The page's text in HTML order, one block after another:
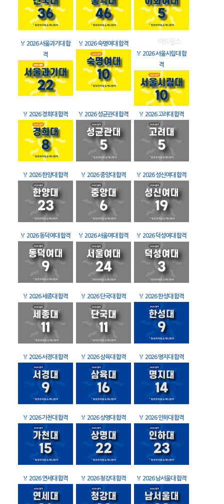
🏅 2026 서울과기대 합
격
🏅 2026 숙명여대 합격
🏅 2026 서울시립대 합
격
🏅 2026 경희대 합격 🏅 2026 성균관대 합격 🏅 2026 고려대 합격
🏅 2026 한양대 합격 🏅 2026 중앙대 합격 🏅 2026 성신여대 합격
🏅 2026 동덕여대 합격 🏅 2026 서울여대 합격 🏅 2026 덕성여대 합격
🏅 2026 세종대 합격 🏅 2026 단국대 합격 🏅 2026 한성대 합격
🏅 2026 서경대 합격 🏅 2026 삼육대 합격 🏅 2026 명지대 합격
🏅 2026 가천대 합격 🏅 2026 상명대 합격 🏅 2026 인하대 합격
🏅 2026 연세대 합격 🏅 2026 청강대 합격 🏅 2026 남서울대 합격